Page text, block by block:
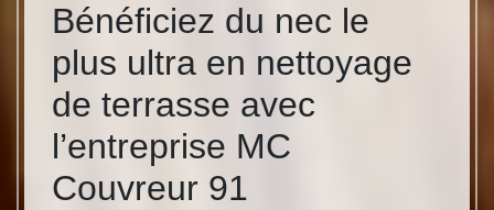
Bénéficiez du nec le
plus ultra en nettoyage
de terrasse avec
l’entreprise MC
Couvreur 91